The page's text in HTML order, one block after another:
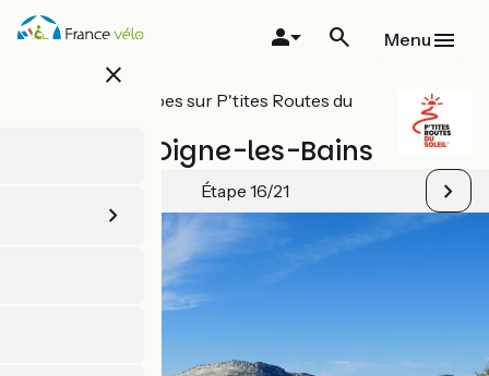
Aller
au
close
Menu
Toutes les étapes sur P'tites Routes du
Sisteron / Digne-les-Bains
Étape 16/21